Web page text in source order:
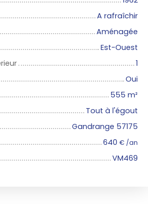
A rafraîchir
Aménagée
Est-Ouest
1
Oui
555 m²
Tout à l'égout
Gandrange 57175
640 € /an
VM469